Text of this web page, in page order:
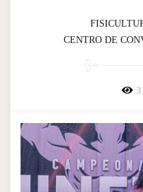
CENTRO DE